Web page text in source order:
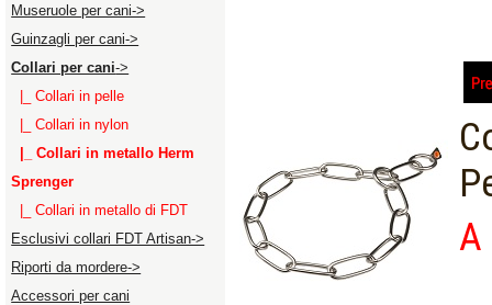
Museruole per cani->
Guinzagli per cani->
Collari per cani->
|_ Collari in pelle
|_ Collari in nylon
|_ Collari in metallo Herm
Sprenger
|_ Collari in metallo di FDT
Esclusivi collari FDT Artisan->
Riporti da mordere->
Accessori per cani
A